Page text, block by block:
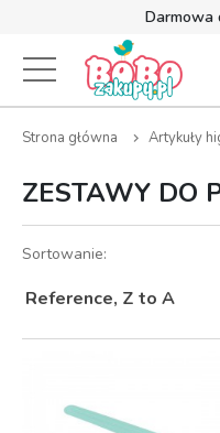
Darmowa
Strona główna Artykuły
ZESTAWY DO
Sortowanie: